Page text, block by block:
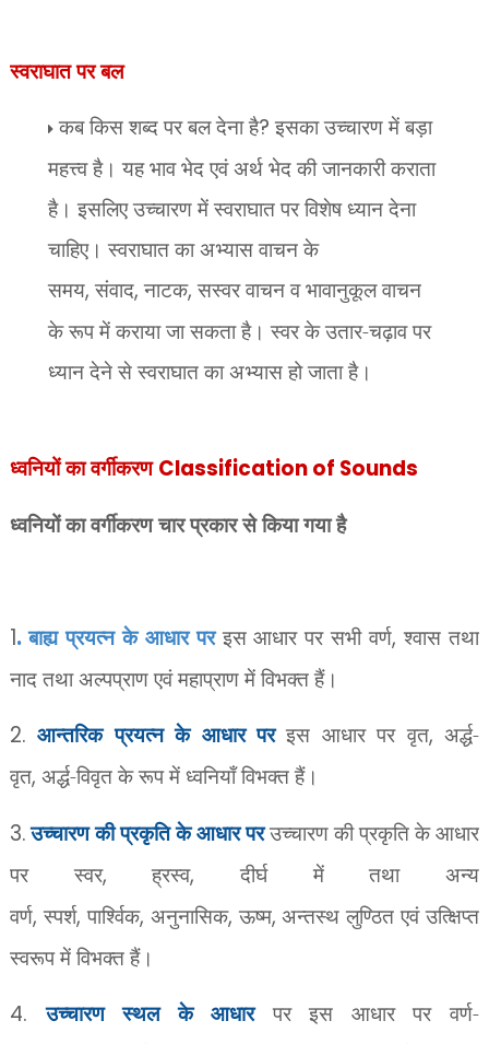
स्वराघात पर बल
कब किस शब्द पर बल देना है? इसका उच्चारण में बड़ा
महत्त्व है। यह भाव भेद एवं अर्थ भेद की जानकारी कराता
है। इसलिए उच्चारण में स्वराघात पर विशेष ध्यान देना
चाहिए। स्वराघात का अभ्यास वाचन के
समय, संवाद, नाटक, सस्वर वाचन व भावानुकूल वाचन
के रूप में कराया जा सकता है। स्वर के उतार-चढ़ाव पर
ध्यान देने से स्वराघात का अभ्यास हो जाता है।
ध्वनियों का वर्गीकरण Classification of Sounds
ध्वनियों का वर्गीकरण चार प्रकार से किया गया है
1.बाह्य प्रयत्न के आधार परइस आधार पर सभी वर्ण,श्वास तथा
नाद तथा अल्पप्राण एवं महाप्राण में विभक्त हैं।
2.आन्तरिक प्रयत्न के आधार परइस आधार पर वृत,अर्द्ध-
वृत, अर्द्ध-विवृत के रूप में ध्वनियाँ विभक्त हैं।
3.उच्चारण की प्रकृति के आधार परउच्चारण की प्रकृति के आधार
पर स्वर,ह्रस्व,दीर्घ में तथा अन्य
वर्ण, स्पर्श, पार्श्विक, अनुनासिक, ऊष्म,अन्तस्थ लुण्ठित एवं उत्क्षिप्त
स्वरूप में विभक्त हैं।
4.उच्चारण स्थल के आधारपर इस आधार पर वर्ण-